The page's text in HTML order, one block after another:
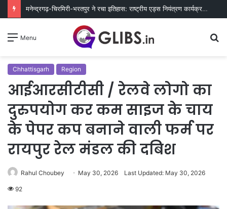
मनेन्द्रगढ़-चिरमिरी-भरतपुर ने रचा इतिहास: राष्ट्रीय एड्स नियंत्रण कार्यक्रम में लक्ष्य हासिल करने वाला छत्तीसगढ़ का पहला जिला बना
Menu
Chhattisgarh Region
आईआरसीटीसी / रेलवे लोगो का
दुरुपयोग कर कम साइज के चाय
के पेपर कप बनाने वाली फर्म पर
रायपुर रेल मंडल की दबिश
Rahul Choubey May 30, 2026 Last Updated: May 30, 2026
92